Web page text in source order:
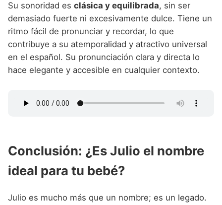
Su sonoridad es clásica y equilibrada, sin ser
demasiado fuerte ni excesivamente dulce. Tiene un
ritmo fácil de pronunciar y recordar, lo que
contribuye a su atemporalidad y atractivo universal
en el español. Su pronunciación clara y directa lo
hace elegante y accesible en cualquier contexto.
Conclusión: ¿Es Julio el nombre
ideal para tu bebé?
Julio es mucho más que un nombre; es un legado.